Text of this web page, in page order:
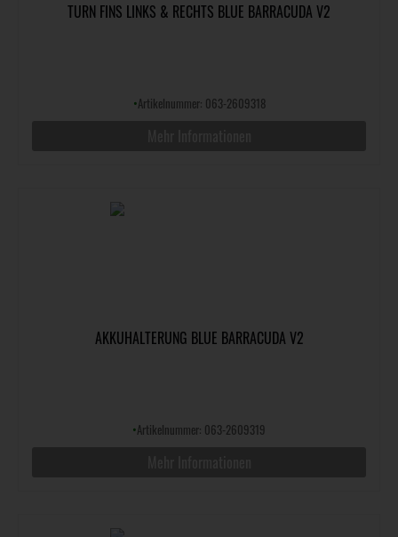
TURN FINS LINKS & RECHTS BLUE BARRACUDA V2
•Artikelnummer: 063-2609318
AKKUHALTERUNG BLUE BARRACUDA V2
•Artikelnummer: 063-2609319